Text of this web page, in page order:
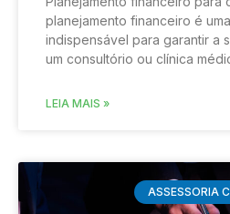
planejamento financeiro é
indispensável para garantir a
um consultório ou clínica
LEIA MAIS »
ASSESSORIA